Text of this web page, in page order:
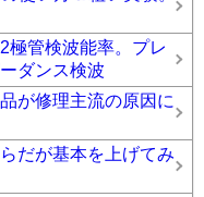
極管検波能率。プレ
ダンス検波
が修理主流の原因に
だが基本を上げてみ